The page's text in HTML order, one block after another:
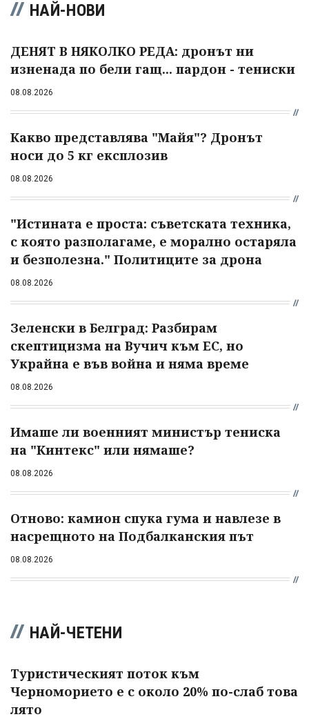
НАЙ-НОВИ
ДЕНЯТ В НЯКОЛКО РЕДА: дронът ни
изненада по бели гащ... пардон - тениски
08.08.2026
Какво представлява "Майя"? Дронът
носи до 5 кг експлозив
08.08.2026
"Истината е проста: съветската техника,
с която разполагаме, е морално остаряла
и безполезна." Политиците за дрона
08.08.2026
Зеленски в Белград: Разбирам
скептицизма на Вучич към ЕС, но
Украйна е във война и няма време
08.08.2026
Имаше ли военният министър тениска
на "Кинтекс" или нямаше?
08.08.2026
Отново: камион спука гума и навлезе в
насрещното на Подбалканския път
08.08.2026
НАЙ-ЧЕТЕНИ
Туристическият поток към
Черноморието е с около 20% по-слаб това
лято